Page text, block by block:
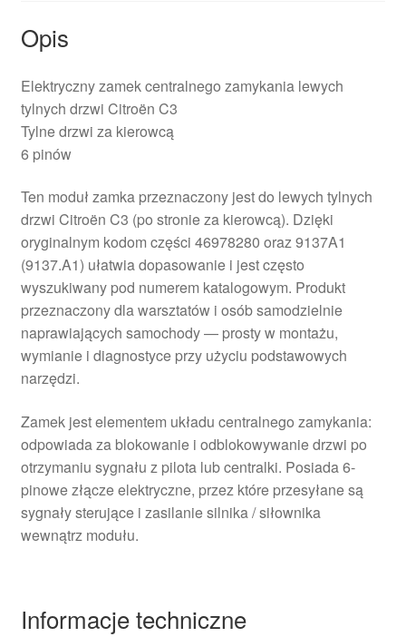
Opis
Elektryczny zamek centralnego zamykania lewych
tylnych drzwi Citroën C3
Tylne drzwi za kierowcą
6 pinów
Ten moduł zamka przeznaczony jest do lewych tylnych
drzwi Citroën C3 (po stronie za kierowcą). Dzięki
oryginalnym kodom części 46978280 oraz 9137A1
(9137.A1) ułatwia dopasowanie i jest często
wyszukiwany pod numerem katalogowym. Produkt
przeznaczony dla warsztatów i osób samodzielnie
naprawiających samochody — prosty w montażu,
wymianie i diagnostyce przy użyciu podstawowych
narzędzi.
Zamek jest elementem układu centralnego zamykania:
odpowiada za blokowanie i odblokowywanie drzwi po
otrzymaniu sygnału z pilota lub centralki. Posiada 6-
pinowe złącze elektryczne, przez które przesyłane są
sygnały sterujące i zasilanie silnika / siłownika
wewnątrz modułu.
Informacje techniczne